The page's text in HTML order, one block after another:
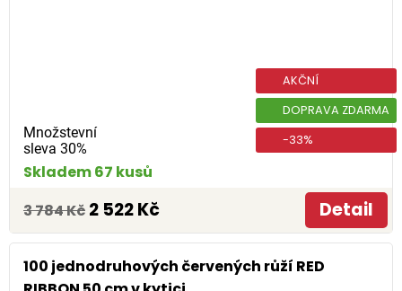
Množstevní
sleva 30%
AKČNÍ
DOPRAVA ZDARMA
-33%
Skladem 67 kusů
3 784 Kč 2 522 Kč Detail
100 jednodruhových červených růží RED